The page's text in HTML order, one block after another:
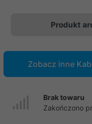
Produkt
Zobacz inne
Brak towaru
Zakończono